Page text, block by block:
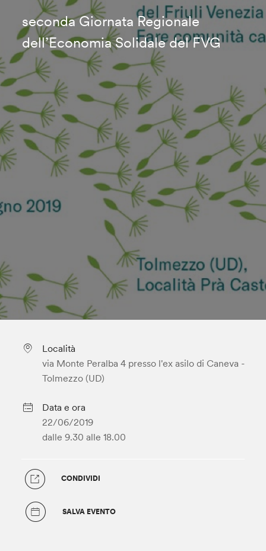
seconda Giornata Regionale
dell’Economia Solidale del FVG
Località
via Monte Peralba 4 presso l'ex asilo di Caneva -
Tolmezzo (UD)
Data e ora
22/06/2019
dalle 9.30 alle 18.00
CONDIVIDI
SALVA EVENTO